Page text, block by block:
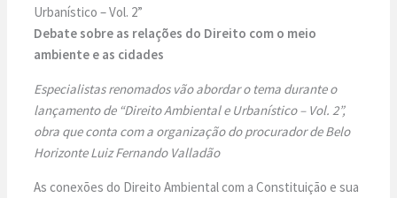
Urbanístico – Vol. 2”
Debate sobre as relações do Direito com o meio
ambiente e as cidades
Especialistas renomados vão abordar o tema durante o
lançamento de “Direito Ambiental e Urbanístico – Vol. 2”,
obra que conta com a organização do procurador de Belo
Horizonte Luiz Fernando Valladão
As conexões do Direito Ambiental com a Constituição e sua